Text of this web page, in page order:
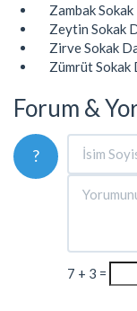
Zambak
Zeytin Sokak
Zirve Sokak
Zümrüt Sokak
Forum &
?
7 + 3 =